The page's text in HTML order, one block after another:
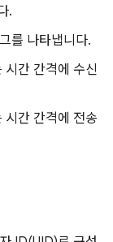
.
를 나타냅니다.
시간 간격에 수신
시간 간격에 전송